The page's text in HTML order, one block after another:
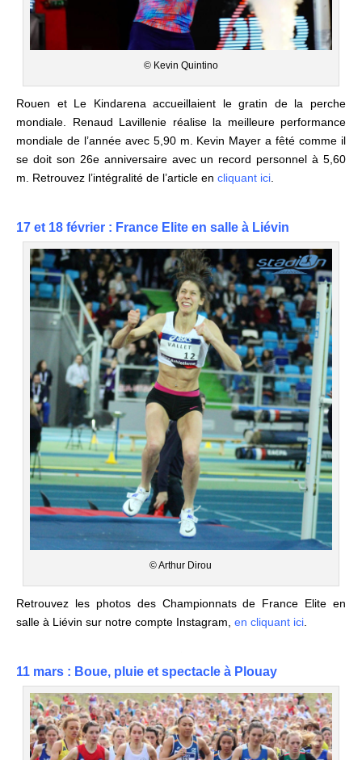
© Kevin Quintino
Rouen et Le Kindarena accueillaient le gratin de la perche
mondiale. Renaud Lavillenie réalise la meilleure performance
mondiale de l’année avec 5,90 m. Kevin Mayer a fêté comme il
se doit son 26e anniversaire avec un record personnel à 5,60
m. Retrouvez l’intégralité de l’article en cliquant ici
17 et 18 février : France Elite en salle à Liévin
© Arthur Dirou
Retrouvez les photos des Championnats de France Elite en
salle à Liévin sur notre compte Instagram, en cliquant ici
11 mars : Boue, pluie et spectacle à Plouay